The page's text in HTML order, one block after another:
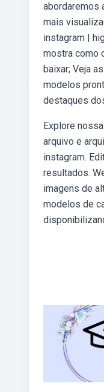
abordaremos
mais
instagram |
mostra como
baixar; Veja
modelos
destaques
Explore
arquivo e
instagram.
resultados.
imagens de
modelos de